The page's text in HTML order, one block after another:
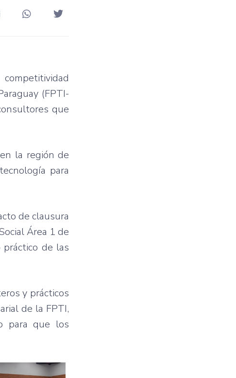
competitividad
(FPTI-
que
en la región de
tecnología para
de clausura
Área 1 de
práctico de las
y prácticos
de la FPTI,
para que los